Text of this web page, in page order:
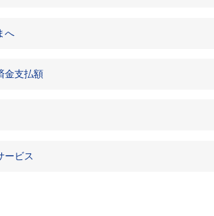
へ
金支払額
ービス